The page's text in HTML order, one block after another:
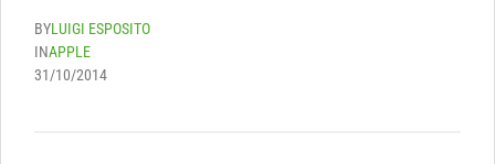
BYLUIGI ESPOSITO
INAPPLE
31/10/2014